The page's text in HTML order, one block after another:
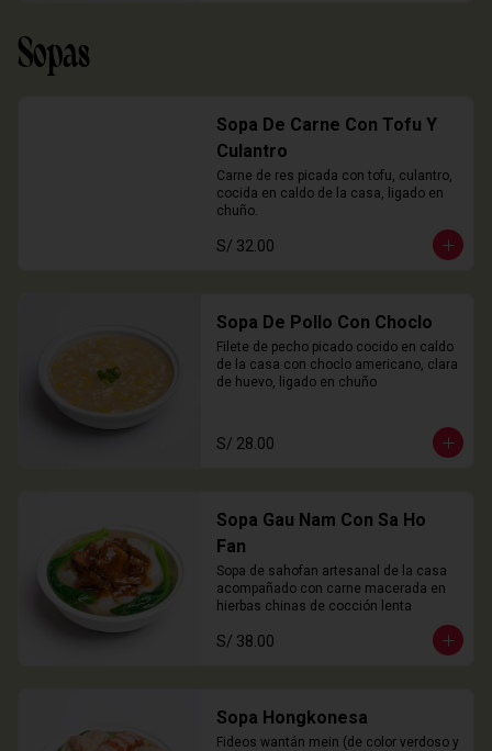
Sopas
Sopa De Carne Con Tofu Y
Culantro
Carne de res picada con tofu, culantro,
cocida en caldo de la casa, ligado en
chuño.
S/ 32.00
Sopa De Pollo Con Choclo
Filete de pecho picado cocido en caldo
de la casa con choclo americano, clara
de huevo, ligado en chuño
S/ 28.00
Sopa Gau Nam Con Sa Ho
Fan
Sopa de sahofan artesanal de la casa
acompañado con carne macerada en
hierbas chinas de cocción lenta
S/ 38.00
Sopa Hongkonesa
Fideos wantán mein (de color verdoso y